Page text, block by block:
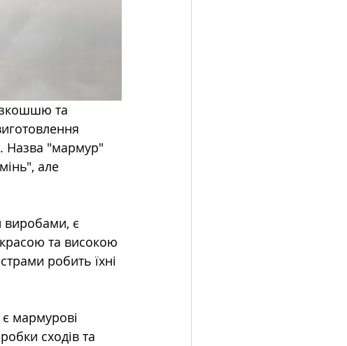
та
Назва "мармур"
але
виробами, є
та високою
робить їхні
мармурові
сходів та